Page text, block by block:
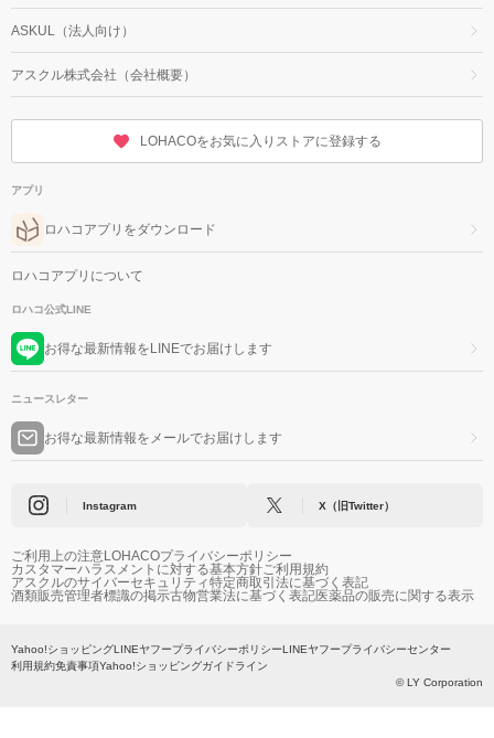
ASKUL（法人向け）
アスクル株式会社（会社概要）
LOHACOをお気に入りストアに登録する
アプリ
ロハコアプリをダウンロード
ロハコアプリについて
ロハコ公式LINE
お得な最新情報をLINEでお届けします
ニュースレター
お得な最新情報をメールでお届けします
Instagram X（旧Twitter）
ご利用上の注意LOHACOプライバシーポリシー
カスタマーハラスメントに対する基本方針ご利用規約
アスクルのサイバーセキュリティ特定商取引法に基づく表記
酒類販売管理者標識の掲示古物営業法に基づく表記医薬品の販売に関する表示
Yahoo!ショッピングLINEヤフープライバシーポリシーLINEヤフープライバシーセンター
利用規約免責事項Yahoo!ショッピングガイドライン
© LY Corporation